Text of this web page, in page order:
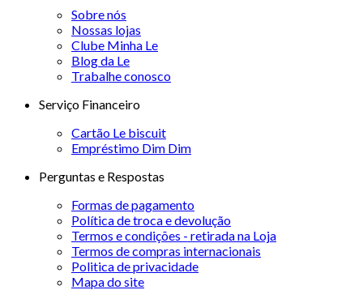
Sobre nós
Nossas lojas
Clube Minha Le
Blog da Le
Trabalhe conosco
Serviço Financeiro
Cartão Le biscuit
Empréstimo Dim Dim
Perguntas e Respostas
Formas de pagamento
Política de troca e devolução
Termos e condições - retirada na Loja
Termos de compras internacionais
Politica de privacidade
Mapa do site